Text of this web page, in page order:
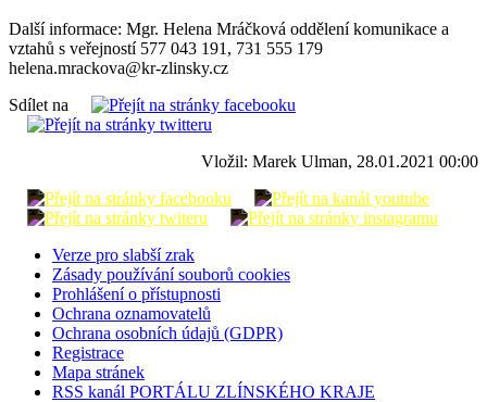
Další informace: Mgr. Helena Mráčková oddělení komunikace a
vztahů s veřejností 577 043 191, 731 555 179
helena.mrackova@kr-zlinsky.cz
Sdílet na
Vložil: Marek Ulman, 28.01.2021 00:00
Verze pro slabší zrak
Zásady používání souborů cookies
Prohlášení o přístupnosti
Ochrana oznamovatelů
Ochrana osobních údajů (GDPR)
Registrace
Mapa stránek
RSS kanál PORTÁLU ZLÍNSKÉHO KRAJE